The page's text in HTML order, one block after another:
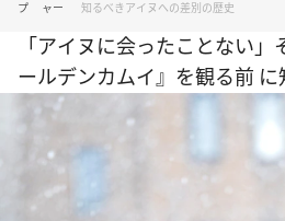
プ
ャー
知るべきアイヌへの差別の歴史
「アイヌに会ったことない
ールデンカムイ』を観る前
差別の歴史